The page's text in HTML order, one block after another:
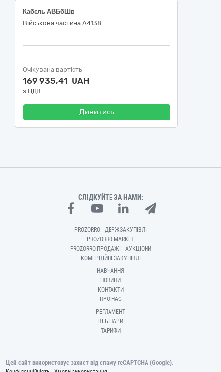
Кабель АВБбШв
Військова частина А4138
Очікувана вартість
169 935,41 UAH
з ПДВ
Дивитись
СЛІДКУЙТЕ ЗА НАМИ:
PROZORRO - ДЕРЖЗАКУПІВЛІ
PROZORRO MARKET
PROZORRO.ПРОДАЖІ - АУКЦІОНИ
КОМЕРЦІЙНІ ЗАКУПІВЛІ
НАВЧАННЯ
НОВИНИ
КОНТАКТИ
ПРО НАС
РЕГЛАМЕНТ
ВЕБІНАРИ
ТАРИФИ
Цей сайт використовує захист від спаму reCAPTCHA (Google).